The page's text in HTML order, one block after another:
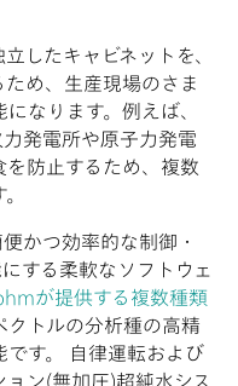
したキャビネットを、
め、生産現場のさま
なります。例えば、
発電所や原子力発電
防止するため、複数
かつ効率的な制御・
する柔軟なソフトウェ
が提供する複数種類
クトルの分析種の高精
です。 自律運転および
ン(無加圧)超純水シス